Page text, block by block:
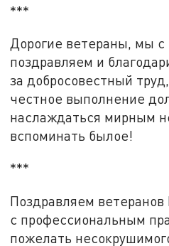
***
Дорогие ветераны, мы с
поздравляем и
за добросовестный
честное выполнение
наслаждаться мирным
вспоминать былое!
***
Поздравляем
с профессиональным
пожелать